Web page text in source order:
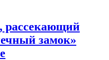
рассекающий
замок»